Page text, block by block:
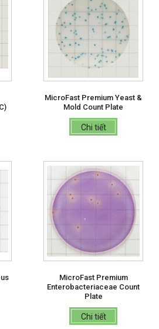
MicroFast Premium Yeast &
Mold Count Plate
Chi tiết
MicroFast Premium
Enterobacteriaceae Count
Plate
Chi tiết